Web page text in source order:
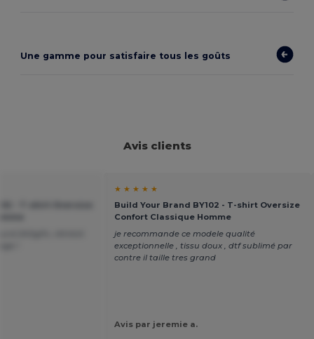
Une gamme pour satisfaire tous les goûts
Avis clients
★ ★ ★ ★ ★
Build Your Brand BY102 - T-shirt Oversize
Confort Classique Homme
je recommande ce modele qualité
exceptionnelle , tissu doux , dtf sublimé par
contre il taille tres grand
Avis par jeremie a.